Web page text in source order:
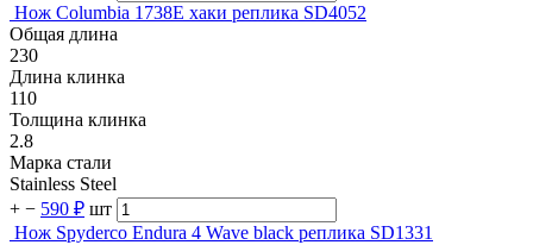
Нож Columbia 1738E хаки реплика SD4052
Общая длина
230
Длина клинка
110
Толщина клинка
2.8
Марка стали
Stainless Steel
+ − 590 ₽ шт
Нож Spyderco Endura 4 Wave black реплика SD1331